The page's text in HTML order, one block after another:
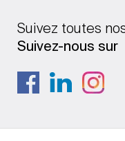
Suivez toutes
Suivez-nous sur